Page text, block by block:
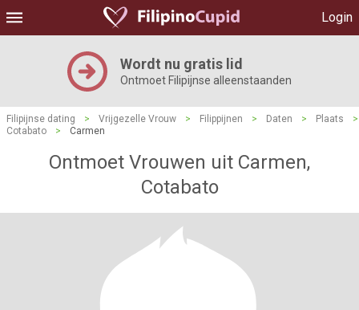
Login
Wordt nu gratis lid
Ontmoet Filipijnse alleenstaanden
Filipijnse dating > Vrijgezelle Vrouw > Filippijnen > Daten > Plaats
>
Cotabato
> Carmen
Ontmoet Vrouwen uit Carmen,
Cotabato